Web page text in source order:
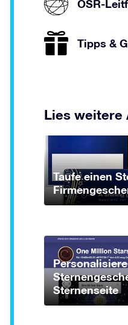
OSR-
Tipps &
Lies weitere
Taufe einen
Sternenseite